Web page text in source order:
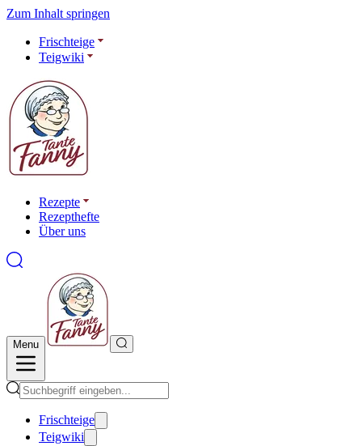
Zum Inhalt springen
Frischteige
Teigwiki
Rezepte
Rezepthefte
Über uns
Menu
Frischteige
Teigwiki